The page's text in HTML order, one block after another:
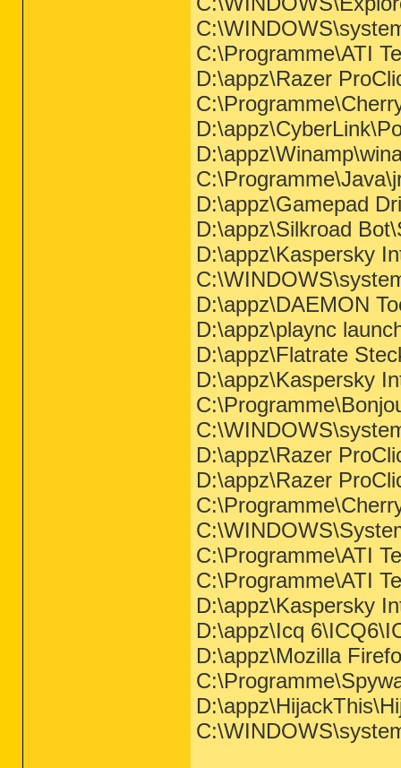
C:\Programme\ATI
D:\appz\Razer
D:\appz\Gamepad
D:\appz\Silkroad
D:\appz\Kaspersky
D:\appz\DAEMON
D:\appz\plaync
D:\appz\Flatrate
D:\appz\Kaspersky
D:\appz\Razer
D:\appz\Razer
C:\Programme\ATI
C:\Programme\ATI
D:\appz\Kaspersky
D:\appz\Icq
D:\appz\Mozilla